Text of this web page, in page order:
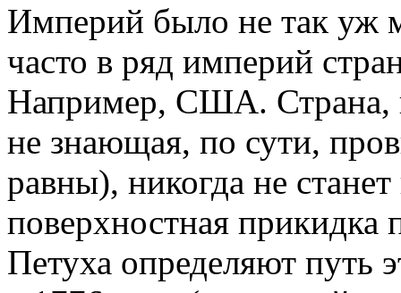
Империй было не так уж
часто в ряд империй
Например, США. Страна,
не знающая, по сути,
равны), никогда не
поверхностная прикидка
Петуха определяют